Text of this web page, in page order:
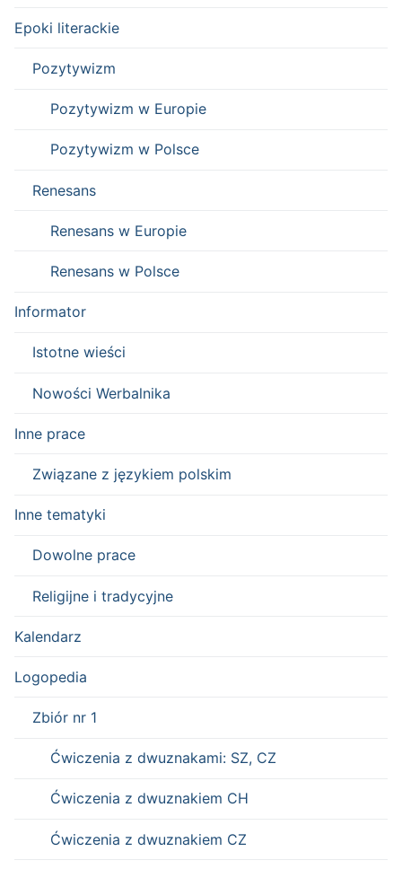
Epoki literackie
Pozytywizm
Pozytywizm w Europie
Pozytywizm w Polsce
Renesans
Renesans w Europie
Renesans w Polsce
Informator
Istotne wieści
Nowości Werbalnika
Inne prace
Związane z językiem polskim
Inne tematyki
Dowolne prace
Religijne i tradycyjne
Kalendarz
Logopedia
Zbiór nr 1
Ćwiczenia z dwuznakami: SZ, CZ
Ćwiczenia z dwuznakiem CH
Ćwiczenia z dwuznakiem CZ